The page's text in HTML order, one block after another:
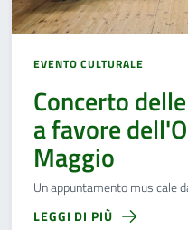
EVENTO CULTURALE
Concerto
a favore
Maggio
Un appuntamento musicale
LEGGI DI PIÙ